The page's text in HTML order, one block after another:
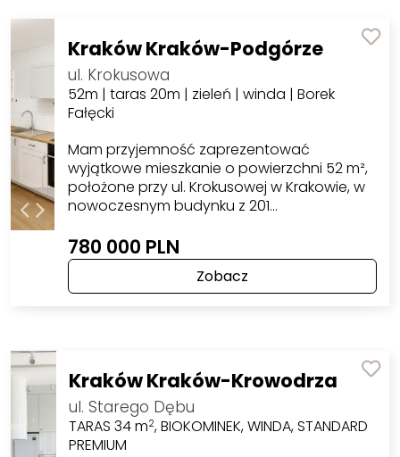
Kraków Kraków-Podgórze
ul. Krokusowa
52m | taras 20m | zieleń | winda | Borek
Fałęcki
Mam przyjemność zaprezentować
wyjątkowe mieszkanie o powierzchni 52 m²,
położone przy ul. Krokusowej w Krakowie, w
nowoczesnym budynku z 201…
780 000 PLN
Zobacz
Kraków Kraków-Krowodrza
ul. Starego Dębu
TARAS 34 m2, BIOKOMINEK, WINDA, STANDARD
PREMIUM